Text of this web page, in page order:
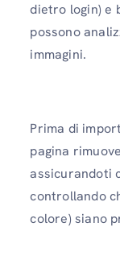
dietro login) e
possono
immagini.
Prima di
pagina
assicurandoti
controllando
colore) siano